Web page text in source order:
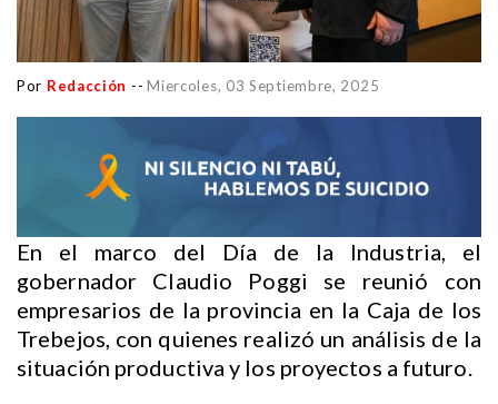
Por Redacción -- Miercoles, 03 Septiembre, 2025
En el marco del Día de la Industria, el
gobernador Claudio Poggi se reunió con
empresarios de la provincia en la Caja de los
Trebejos, con quienes realizó un análisis de la
situación productiva y los proyectos a futuro.